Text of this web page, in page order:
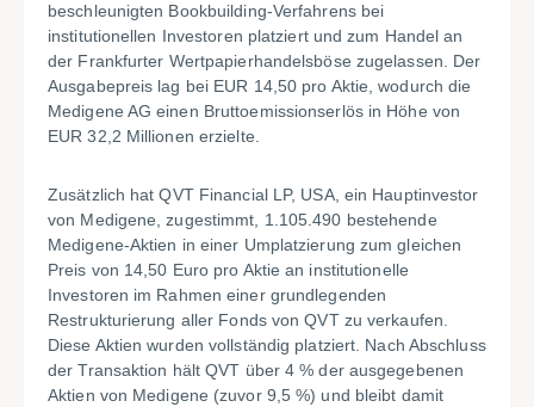
beschleunigten Bookbuilding-Verfahrens bei
institutionellen Investoren platziert und zum Handel an
der Frankfurter Wertpapierhandelsböse zugelassen. Der
Ausgabepreis lag bei EUR 14,50 pro Aktie, wodurch die
Medigene AG einen Bruttoemissionserlös in Höhe von
EUR 32,2 Millionen erzielte.
Zusätzlich hat QVT Financial LP, USA, ein Hauptinvestor
von Medigene, zugestimmt, 1.105.490 bestehende
Medigene-Aktien in einer Umplatzierung zum gleichen
Preis von 14,50 Euro pro Aktie an institutionelle
Investoren im Rahmen einer grundlegenden
Restrukturierung aller Fonds von QVT zu verkaufen.
Diese Aktien wurden vollständig platziert. Nach Abschluss
der Transaktion hält QVT über 4 % der ausgegebenen
Aktien von Medigene (zuvor 9,5 %) und bleibt damit